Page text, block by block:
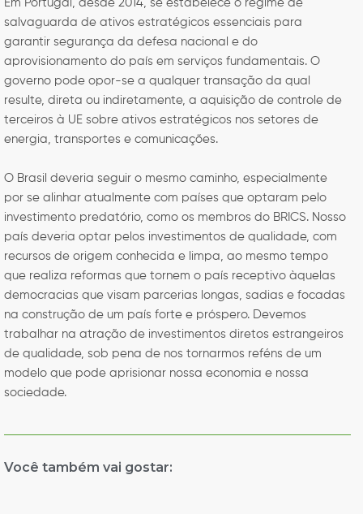
Em Portugal, desde 2014, se estabelece o regime de
salvaguarda de ativos estratégicos essenciais para
garantir segurança da defesa nacional e do
aprovisionamento do país em serviços fundamentais. O
governo pode opor-se a qualquer transação da qual
resulte, direta ou indiretamente, a aquisição de controle de
terceiros à UE sobre ativos estratégicos nos setores de
energia, transportes e comunicações.
O Brasil deveria seguir o mesmo caminho, especialmente
por se alinhar atualmente com países que optaram pelo
investimento predatório, como os membros do BRICS. Nosso
país deveria optar pelos investimentos de qualidade, com
recursos de origem conhecida e limpa, ao mesmo tempo
que realiza reformas que tornem o país receptivo àquelas
democracias que visam parcerias longas, sadias e focadas
na construção de um país forte e próspero. Devemos
trabalhar na atração de investimentos diretos estrangeiros
de qualidade, sob pena de nos tornarmos reféns de um
modelo que pode aprisionar nossa economia e nossa
sociedade.
Você também vai gostar: